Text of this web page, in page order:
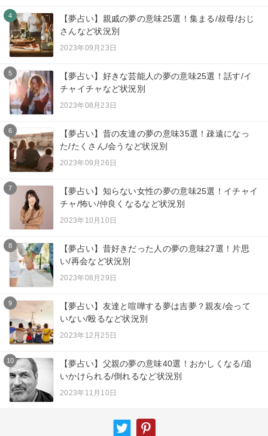
4
【夢占い】親戚の夢の意味25選！集まる/叔母/おじ
さんなど状況別
2023年09月23日
5
【夢占い】好きな芸能人の夢の意味25選！話す/イ
チャイチャなど状況別
2023年08月23日
6
【夢占い】昔の友達の夢の意味35選！疎遠になっ
た/たくさん/会うなど状況別
2023年09月26日
7
【夢占い】知らない女性の夢の意味25選！イチャイ
チャ/怖い/仲良くなるなど状況別
2023年10月10日
8
【夢占い】昔好きだった人の夢の意味27選！片思
い/再会など状況別
2023年08月29日
9
【夢占い】友達と喧嘩する夢は吉夢？親友/会って
いない/殴るなど状況別
2023年12月25日
10
【夢占い】父親の夢の意味40選！おかしくなる/追
いかけられる/倒れるなど状況別
2023年11月10日